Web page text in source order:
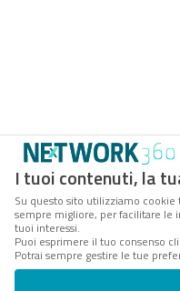
I tuoi contenuti, la
Su questo sito utilizziamo cookie
sempre migliore, per facilitare le
tuoi interessi.
Puoi esprimere il tuo consenso
Potrai sempre gestire le tue